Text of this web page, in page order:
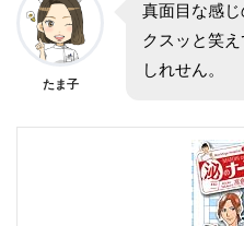
たま子
真面目な感
クスッと笑
しれせん。